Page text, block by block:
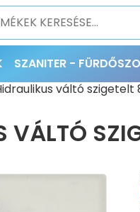
SZANITER -
váltó szigetelt
VÁLTÓ